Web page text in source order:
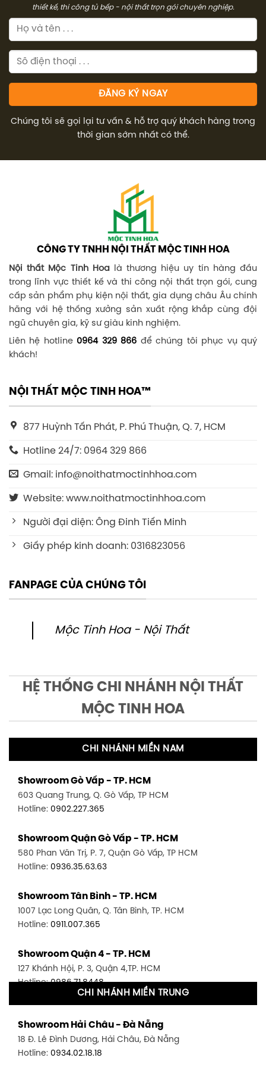
thiết kế, thi công tủ bếp - nội thất trọn gói chuyên nghiệp.
Chúng tôi sẽ gọi lại tư vấn & hỗ trợ quý khách hàng trong
thời gian sớm nhất có thể.
CÔNG TY TNHH NỘI THẤT MỘC TINH HOA
Nội thất Mộc Tinh Hoalà thương hiệu uy tín hàng đầu
trong lĩnh vực thiết kế và thi công nội thất trọn gói, cung
cấp sản phẩm phụ kiện nội thất, gia dụng châu Âu chính
hãng với hệ thống xưởng sản xuất rộng khắp cùng đội
ngũ chuyên gia, kỹ sư giàu kinh nghiệm.
Liên hệ hotline 0964 329 866 để chúng tôi phục vụ quý
khách!
NỘI THẤT MỘC TINH HOA™
877 Huỳnh Tấn Phát, P. Phú Thuận, Q. 7, HCM
Hotline 24/7: 0964 329 866
Gmail: info@noithatmoctinhhoa.com
Website: www.noithatmoctinhhoa.com
Người đại diện: Ông Đinh Tiến Minh
Giấy phép kinh doanh: 0316823056
FANPAGE CỦA CHÚNG TÔI
Mộc Tinh Hoa - Nội Thất
HỆ THỐNG CHI NHÁNH NỘI THẤT
MỘC TINH HOA
CHI NHÁNH MIỀN NAM
Showroom Gò Vấp - TP. HCM
603 Quang Trung, Q. Gò Vấp, TP HCM
Hotline: 0902.227.365
Showroom Quận Gò Vấp - TP. HCM
580 Phan Văn Trị, P. 7, Quận Gò Vấp, TP HCM
Hotline: 0936.35.63.63
Showroom Tân Bình - TP. HCM
1007 Lạc Long Quân, Q. Tân Bình, TP. HCM
Hotline: 0911.007.365
Showroom Quận 4 - TP. HCM
127 Khánh Hội, P. 3, Quận 4,TP. HCM
Hotline:0986.71.8448
1411 Đường 3/2, P. 16, Quận 11, TP. HCM
Hotline:0906.256.759
CHI NHÁNH MIỀN TRUNG
Showroom Hải Châu - Đà Nẵng
18 Đ. Lê Đình Dương, Hải Châu, Đà Nẵng
Hotline: 0934.02.18.18